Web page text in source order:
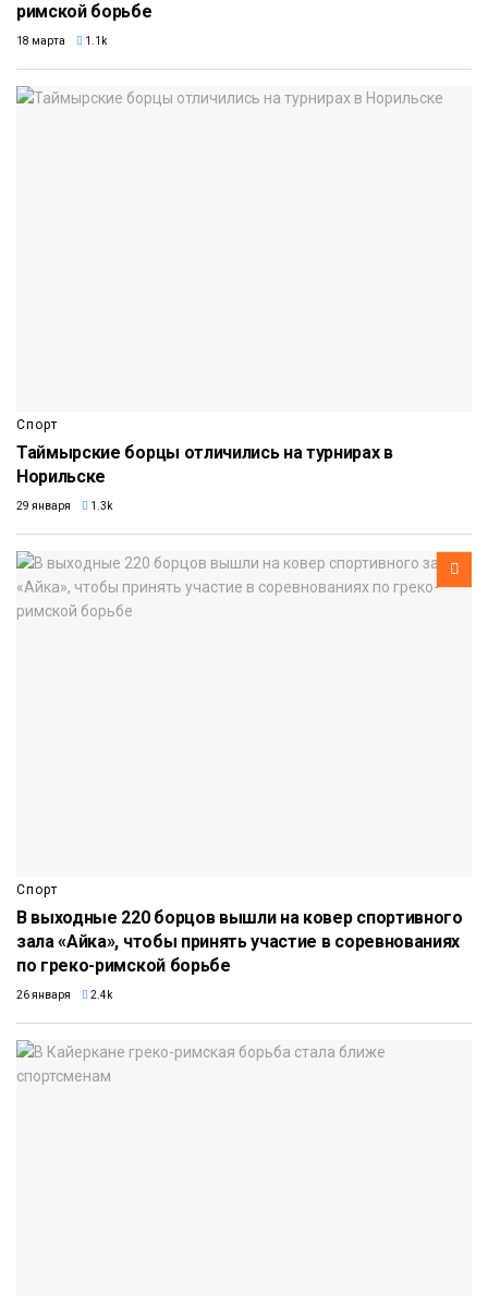
римской борьбе
18 марта 1.1k
Спорт
Таймырские борцы отличились на турнирах в
Норильске
29 января 1.3k
Спорт
В выходные 220 борцов вышли на ковер спортивного
зала «Айка», чтобы принять участие в соревнованиях
по греко-римской борьбе
26 января 2.4k